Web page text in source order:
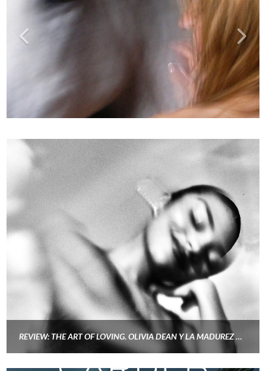
REVIEW: THE ART OF LOVING. OLIVIA DEAN Y LA MADUREZ DE UN POP SOUL SIN CLICHÉS